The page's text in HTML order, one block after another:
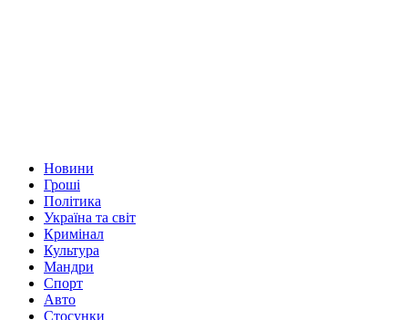
Новини
Гроші
Політика
Україна та світ
Кримінал
Культура
Мандри
Спорт
Авто
Стосунки